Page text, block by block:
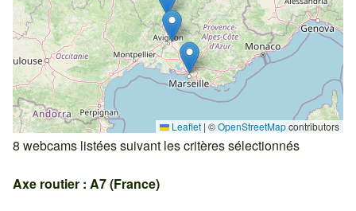
Leaflet | ©OpenStreetMapcontributors
8 webcams listées suivant les critères sélectionnés
Axe routier : A7 (France)